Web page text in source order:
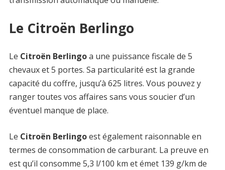
Le Citroën Berlingo
Le Citroën Berlingoa une puissance fiscale de 5
chevaux et 5 portes. Sa particularité est la grande
capacité du coffre, jusqu’à 625 litres. Vous pouvez y
ranger toutes vos affaires sans vous soucier d’un
éventuel manque de place.
Le Citroën Berlingoest également raisonnable en
termes de consommation de carburant. La preuve en
est qu’il consomme 5,3 l/100 km et émet 139 g/km de